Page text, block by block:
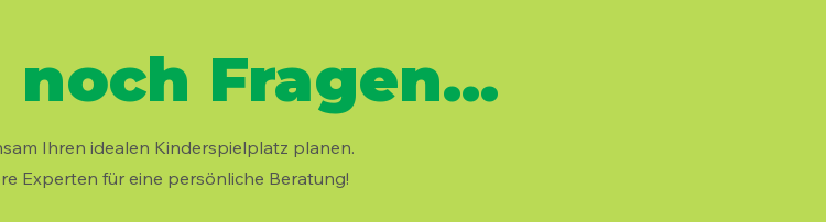
noch Fragen...
Ihren idealen Kinderspielplatz planen.
Experten für eine persönliche Beratung!